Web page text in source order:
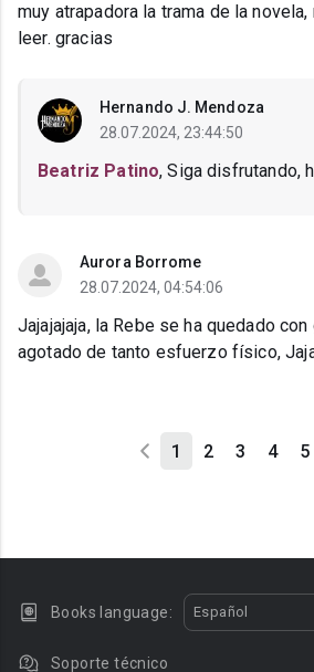
muy atrapadora la trama de la
leer. gracias
Hernando J. Mendoza
28.07.2024, 23:44:50
Beatriz Patino, Siga disfrutando,
Aurora Borrome
28.07.2024, 04:54:06
Jajajajaja, la Rebe se ha quedado
agotado de tanto esfuerzo físico,
1 2 3 4 5
Books language: Español
Soporte técnico